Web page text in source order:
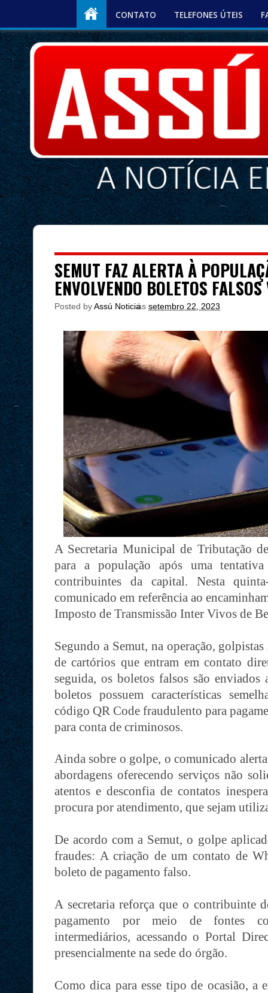
CONTATO TELEFONES ÚTEIS
SEMUT FAZ ALERTA À
ENVOLVENDO BOLETOS
Posted byAssú Noticia
às setembro 22, 2023
A Secretaria Municipal de Tributação
para a população após uma
contribuintes da capital. Nesta
comunicado em referência ao
Imposto de Transmissão Inter Vivos de
Segundo a Semut, na operação,
de cartórios que entram em contato
seguida, os boletos falsos são enviados
boletos possuem características
código QR Code fraudulento para
para conta de criminosos.
Ainda sobre o golpe, o comunicado
abordagens oferecendo serviços não
atentos e desconfia de contatos
procura por atendimento, que sejam
De acordo com a Semut, o golpe
fraudes: A criação de um contato de
boleto de pagamento falso.
A secretaria reforça que o contribuinte
pagamento por meio de fontes
intermediários, acessando o Portal
presencialmente na sede do órgão.
Como dica para esse tipo de ocasião, a